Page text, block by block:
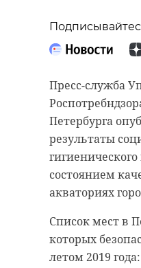
Пресс-служба
Петербурга
результаты
состоянием
акваториях
Список мест в
которых
летом 2019 года:
В
“особняк
века
разгадал
и узнал
об